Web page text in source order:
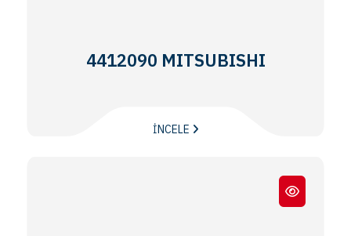
4412090 MITSUBISHI
İNCELE